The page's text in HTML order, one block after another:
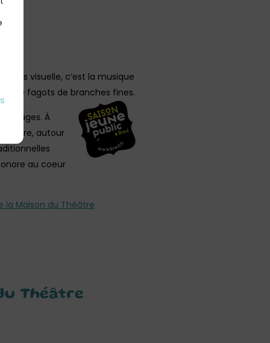
très visuelle, c’est la musique
de fagots de branches fines.
À
vibre, autour
au coeur
la Maison du Théâtre
Théâtre